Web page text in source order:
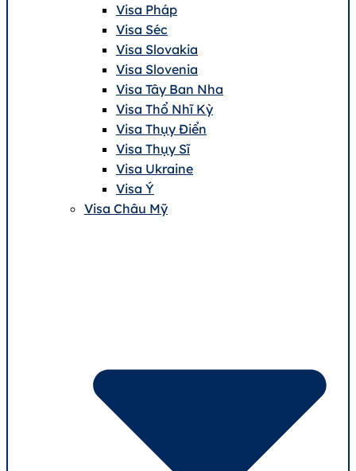
Visa Pháp
Visa Séc
Visa Slovakia
Visa Slovenia
Visa Tây Ban Nha
Visa Thổ Nhĩ Kỳ
Visa Thụy Điển
Visa Thụy Sĩ
Visa Ukraine
Visa Ý
Visa Châu Mỹ